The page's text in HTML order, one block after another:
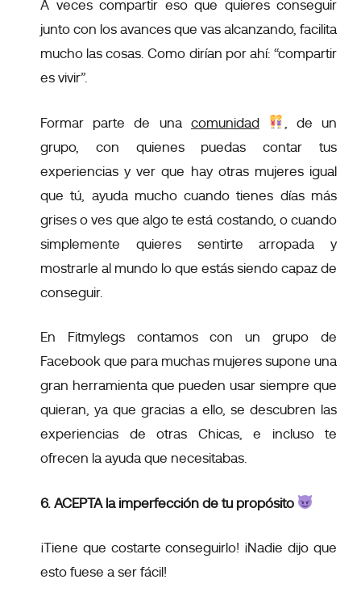
A veces compartir eso que quieres conseguir
junto con los avances que vas alcanzando, facilita
mucho las cosas. Como dirían por ahí: “compartir
es vivir”.
Formar parte de una comunidad
, de un
grupo, con quienes puedas contar tus
experiencias y ver que hay otras mujeres igual
que tú, ayuda mucho cuando tienes días más
grises o ves que algo te está costando, o cuando
simplemente quieres sentirte arropada y
mostrarle al mundo lo que estás siendo capaz de
conseguir.
En Fitmylegs contamos con un grupo de
Facebook que para muchas mujeres supone una
gran herramienta que pueden usar siempre que
quieran, ya que gracias a ello, se descubren las
experiencias de otras Chicas, e incluso te
ofrecen la ayuda que necesitabas.
6. ACEPTA la imperfección de tu propósito
¡Tiene que costarte conseguirlo! ¡Nadie dijo que
esto fuese a ser fácil!